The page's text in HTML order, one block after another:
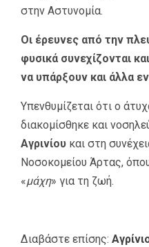
στην Αστυνομία.
Οι έρευνες από την
φυσικά συνεχίζονται
να υπάρξουν και άλλα
Υπενθυμίζεται ότι ο
διακομίσθηκε και
Αγρινίου και στη
Νοσοκομείου Άρτας,
«μάχη» για τη ζωή.
Διαβάστε επίσης: